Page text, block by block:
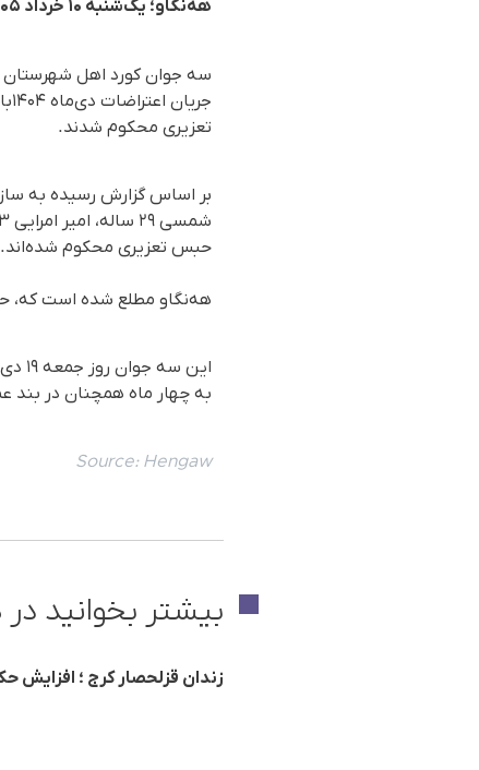
هه‌نگاو؛ یک‌شنبه ۱۰ خرداد ۱۴۰۵
سه جوان کورد اهل شهرستان
تعزیری محکوم شدند.
بر اساس گزارش رسیده به
حبس تعزیری محکوم شده‌اند.
هه‌نگاو مطلع شده است که،
به چهار ماه همچنان در
Source: Hengaw
بیشتر بخوانید
زندان قزلحصار کرج ؛ افزایش